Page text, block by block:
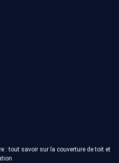
: tout savoir sur la couverture de toit et